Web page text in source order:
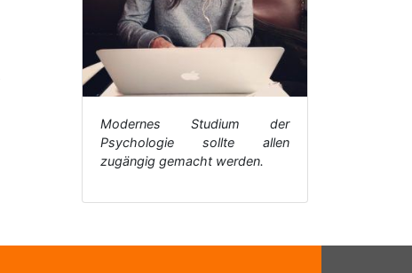
Modernes Studium der
Psychologie sollte allen
zugängig gemacht werden.